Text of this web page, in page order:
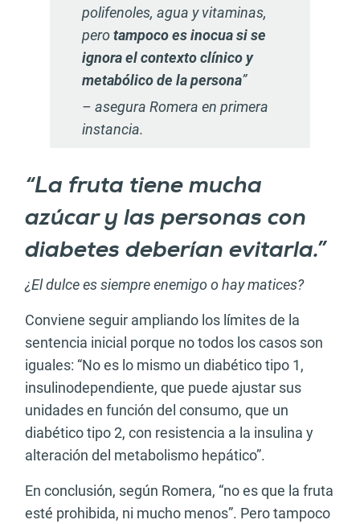
polifenoles, agua y vitaminas,
perotampoco es inocua si se
ignora el contexto clínico y
metabólico de la persona”
– asegura Romera en primera
instancia.
“La fruta tiene mucha
azúcar y las personas con
diabetes deberían evitarla.”
¿El dulce es siempre enemigo o hay matices?
Conviene seguir ampliando los límites de la
sentencia inicial porque no todos los casos son
iguales: “No es lo mismo un diabético tipo 1,
insulinodependiente, que puede ajustar sus
unidades en función del consumo, que un
diabético tipo 2, con resistencia a la insulina y
alteración del metabolismo hepático”.
En conclusión, según Romera, “no es que la fruta
esté prohibida, ni mucho menos”. Pero tampoco